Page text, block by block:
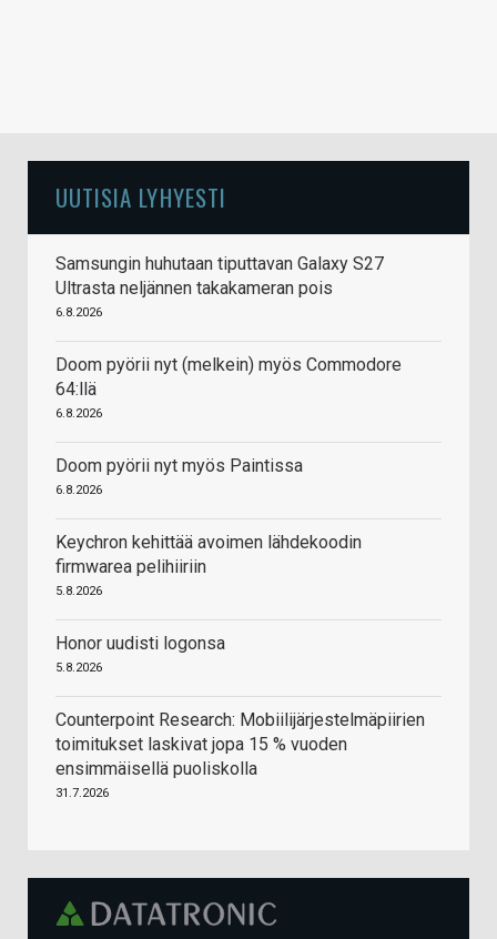
UUTISIA LYHYESTI
Samsungin huhutaan tiputtavan Galaxy S27
Ultrasta neljännen takakameran pois
6.8.2026
Doom pyörii nyt (melkein) myös Commodore
64:llä
6.8.2026
Doom pyörii nyt myös Paintissa
6.8.2026
Keychron kehittää avoimen lähdekoodin
firmwarea pelihiiriin
5.8.2026
Honor uudisti logonsa
5.8.2026
Counterpoint Research: Mobiilijärjestelmäpiirien
toimitukset laskivat jopa 15 % vuoden
ensimmäisellä puoliskolla
31.7.2026